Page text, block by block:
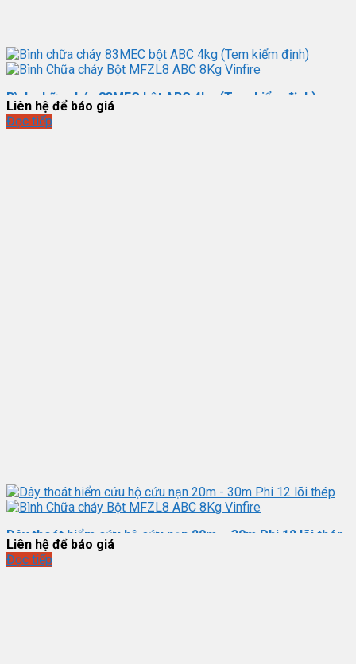
Bình chữa cháy 83MEC bột ABC 4kg (Tem kiểm định)
Liên hệ để báo giá
Đọc tiếp
Dây thoát hiểm cứu hộ cứu nạn 20m – 30m Phi 12 lõi thép
Liên hệ để báo giá
Đọc tiếp